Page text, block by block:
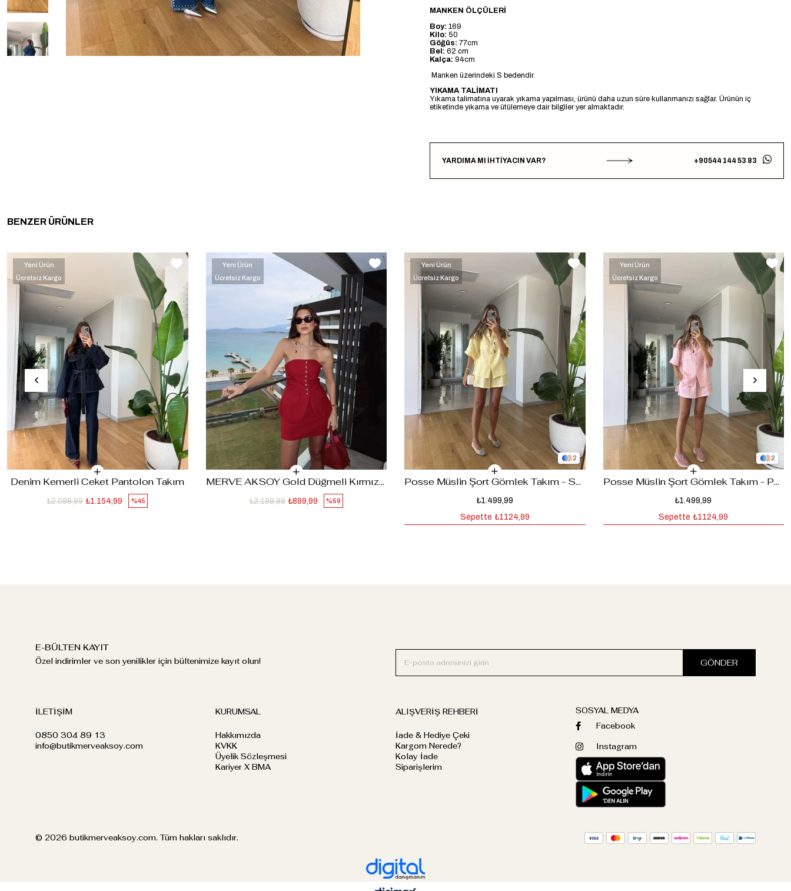
MANKEN ÖLÇÜLERİ
Boy: 169
Kilo: 50
Göğüs: 77cm
Bel: 62 cm
Kalça: 94cm
Manken üzerindeki S bedendir.
YIKAMA TALİMATI
Yıkama talimatına uyarak yıkama yapılması, ürünü daha uzun süre kullanmanızı sağlar. Ürünün iç
etiketinde yıkama ve ütülemeye dair bilgiler yer almaktadır.
YARDIMA MI İHTİYACIN VAR? +90544 144 53 83
BENZER ÜRÜNLER
‹
›
Denim Kemerli Ceket Pantolon Takım
%45
₺1.154,99
₺2.099,99
Yeni Ürün
Ücretsiz Kargo
‹
›
MERVE AKSOY Gold Düğmeli Kırmızı Takım
%59
₺899,99
₺2.199,99
Yeni Ürün
Ücretsiz Kargo
‹
›
2
Posse Müslin Şort Gömlek Takım - Sarı
₺1.499,99
Sepette ₺1124,99
Yeni Ürün
Ücretsiz Kargo
‹
›
2
Posse Müslin Şort Gömlek Takım - Pembe
₺1.499,99
Sepette ₺1124,99
Yeni Ürün
Ücretsiz Kargo
E-BÜLTEN KAYIT
Özel indirimler ve son yenilikler için bültenimize kayıt olun! GÖNDER
İLETİŞİM
0850 304 89 13
info@butikmerveaksoy.com
KURUMSAL
Hakkımızda
KVKK
Üyelik Sözleşmesi
Kariyer X BMA
ALIŞVERİŞ REHBERİ
İade & Hediye Çeki
Kargom Nerede?
Kolay İade
Siparişlerim
SOSYAL MEDYA
Facebook
Instagram
© 2026 butikmerveaksoy.com. Tüm hakları saklıdır.